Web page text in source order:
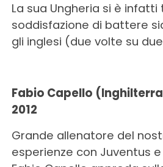
La sua Ungheria si è infatti
soddisfazione di battere
gli inglesi (due volte su
Fabio Capello
2012
Grande allenatore del
esperienze con Juventus e